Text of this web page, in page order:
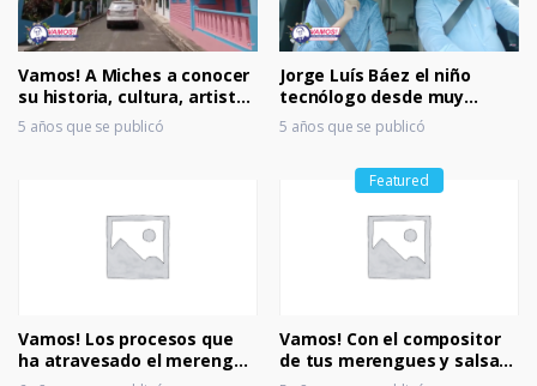
Vamos! A Miches a conocer
su historia, cultura, artistas
y mucho más.
5 años que se publicó
Jorge Luís Báez el niño
tecnólogo desde muy
temprano edad.
5 años que se publicó
Vamos! Los procesos que
ha atravesado el merengue
los últimos años
Featured
Vamos! Con el compositor
de tus merengues y salsas
favoritas de los 80s – Mario